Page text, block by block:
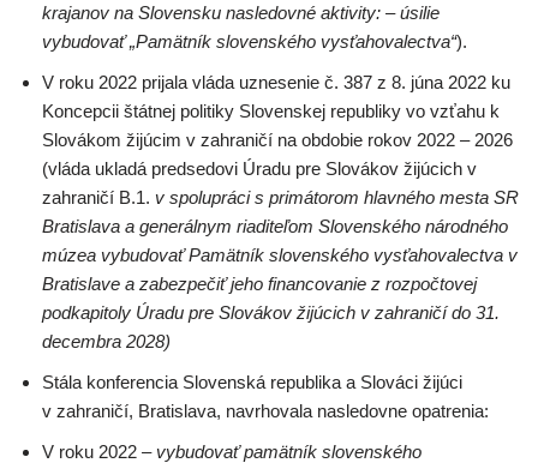
krajanov na Slovensku nasledovné aktivity: – úsilie
vybudovať „Pamätník slovenského vysťahovalectva“).
V roku 2022 prijala vláda uznesenie č. 387 z 8. júna 2022 ku
Koncepcii štátnej politiky Slovenskej republiky vo vzťahu k
Slovákom žijúcim v zahraničí na obdobie rokov 2022 – 2026
(vláda ukladá predsedovi Úradu pre Slovákov žijúcich v
zahraničí B.1. v spolupráci s primátorom hlavného mesta SR
Bratislava a generálnym riaditeľom Slovenského národného
múzea vybudovať Pamätník slovenského vysťahovalectva v
Bratislave a zabezpečiť jeho financovanie z rozpočtovej
podkapitoly Úradu pre Slovákov žijúcich v zahraničí do 31.
decembra 2028)
Stála konferencia Slovenská republika a Slováci žijúci
v zahraničí, Bratislava, navrhovala nasledovne opatrenia:
V roku 2022 – vybudovať pamätník slovenského